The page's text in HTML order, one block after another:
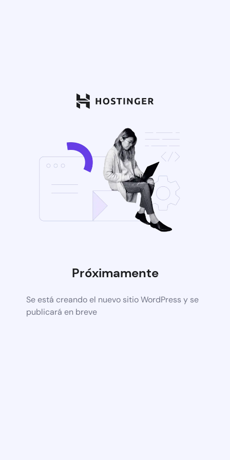
Próximamente
Se está creando el nuevo sitio WordPress y se
publicará en breve